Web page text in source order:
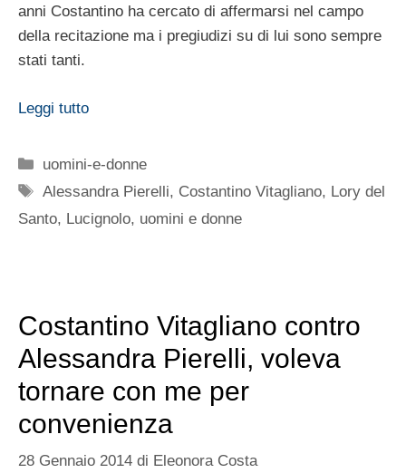
anni Costantino ha cercato di affermarsi nel campo
della recitazione ma i pregiudizi su di lui sono sempre
stati tanti.
Leggi tutto
Categorie
uomini-e-donne
Tag
Alessandra Pierelli, Costantino Vitagliano, Lory del
Santo, Lucignolo, uomini e donne
Costantino Vitagliano contro
Alessandra Pierelli, voleva
tornare con me per
convenienza
28 Gennaio 2014 di Eleonora Costa